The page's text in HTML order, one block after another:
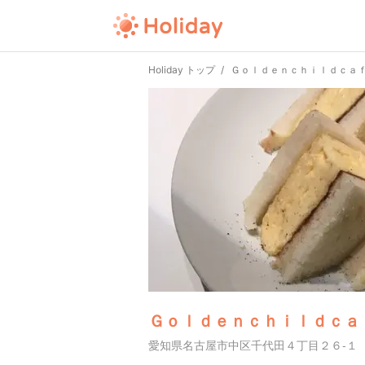
Holiday トップ Ｇｏｌｄｅｎｃｈｉｌｄｃａ
Ｇｏｌｄｅｎｃｈｉｌｄｃａ
愛知県名古屋市中区千代田４丁目２６-１